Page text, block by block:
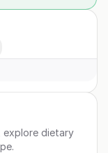
explore dietary